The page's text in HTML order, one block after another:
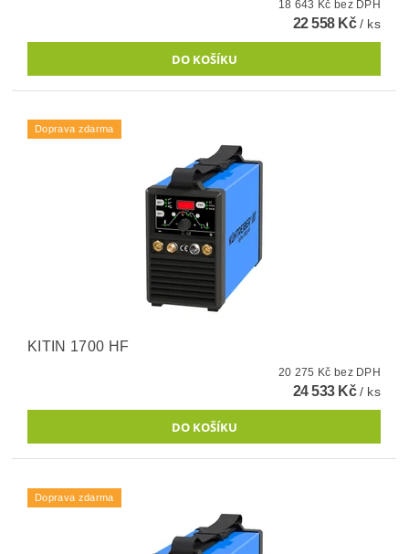
18 643 Kč bez DPH
22 558 Kč/ ks
Doprava zdarma
KITIN 1700 HF
20 275 Kč bez DPH
24 533 Kč/ ks
Doprava zdarma